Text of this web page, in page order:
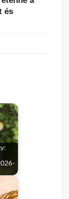
és